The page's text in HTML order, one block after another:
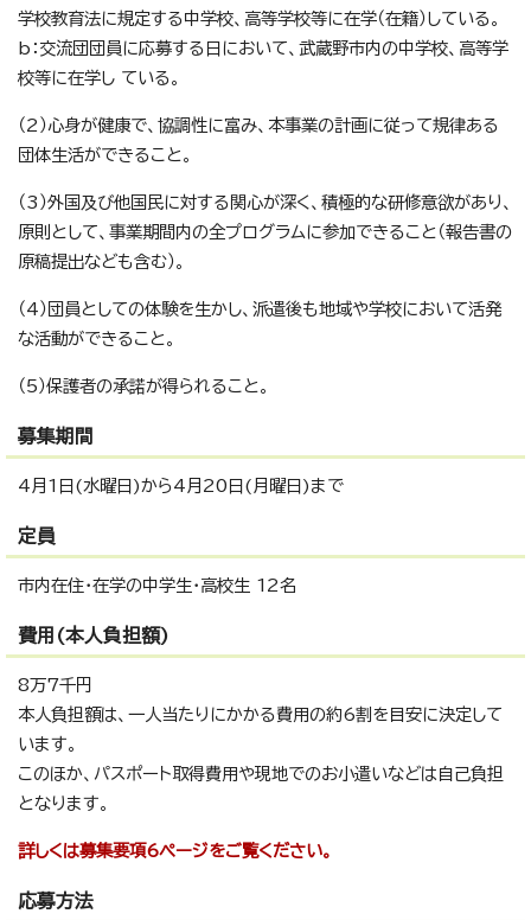
学校教育法に規定する中学校、高等学校等に在学（在籍）している。
b：交流団団員に応募する日において、武蔵野市内の中学校、高等学
校等に在学し ている。
（2）心身が健康で、協調性に富み、本事業の計画に従って規律ある
団体生活ができること。
（3）外国及び他国民に対する関心が深く、積極的な研修意欲があり、
原則として、事業期間内の全プログラムに参加できること（報告書の
原稿提出なども含む）。
（4）団員としての体験を生かし、派遣後も地域や学校において活発
な活動ができること。
（5）保護者の承諾が得られること。
募集期間
4月1日(水曜日)から4月20日(月曜日)まで
定員
市内在住・在学の中学生・高校生 12名
費用(本人負担額)
8万7千円
本人負担額は、一人当たりにかかる費用の約6割を目安に決定して
います。
このほか、パスポート取得費用や現地でのお小遣いなどは自己負担
となります。
詳しくは募集要項6ページをご覧ください。
応募方法